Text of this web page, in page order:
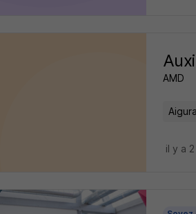
AMD
il y a